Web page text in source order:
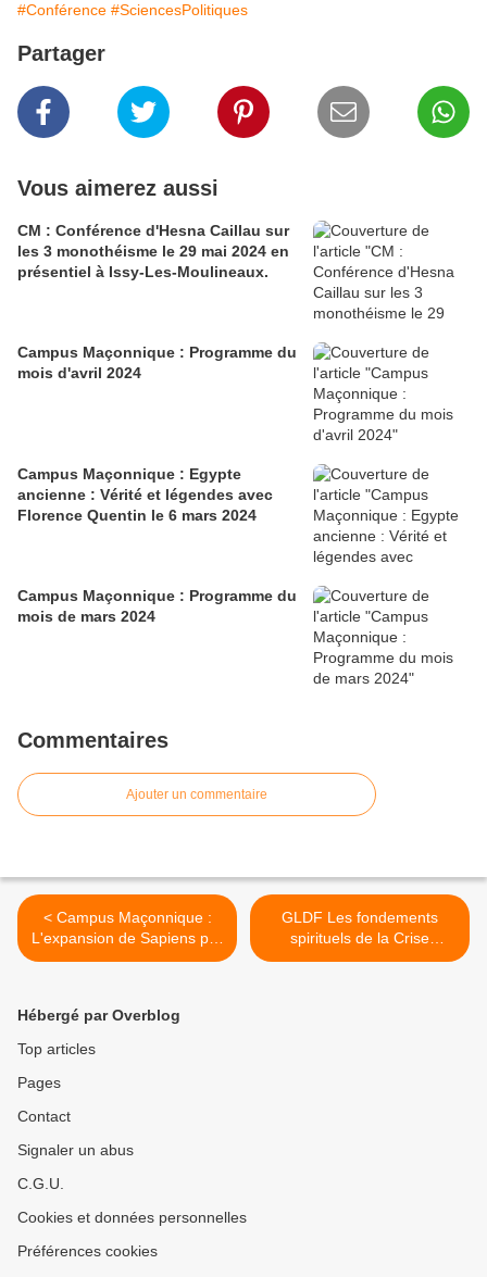
#Conférence #SciencesPolitiques
Partager
Vous aimerez aussi
CM : Conférence d'Hesna Caillau sur
les 3 monothéisme le 29 mai 2024 en
présentiel à Issy-Les-Moulineaux.
Campus Maçonnique : Programme du
mois d'avril 2024
Campus Maçonnique : Egypte
ancienne : Vérité et légendes avec
Florence Quentin le 6 mars 2024
Campus Maçonnique : Programme du
mois de mars 2024
Commentaires
Ajouter un commentaire
< Campus Maçonnique :
L'expansion de Sapiens par
Pascal Picq le 22 mai 2023
GLDF Les fondements
spirituels de la Crise
Ecologique. Cérémonie de
Hébergé par Overblog
Top articles
Pages
Contact
Signaler un abus
C.G.U.
Cookies et données personnelles
Préférences cookies